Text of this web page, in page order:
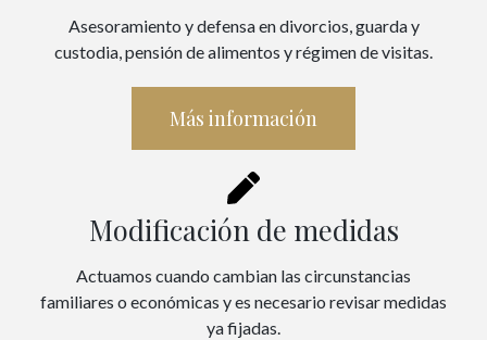
Asesoramiento y defensa en divorcios, guarda y
custodia, pensión de alimentos y régimen de visitas.
Más información
Modificación de medidas
Actuamos cuando cambian las circunstancias
familiares o económicas y es necesario revisar medidas
ya fijadas.